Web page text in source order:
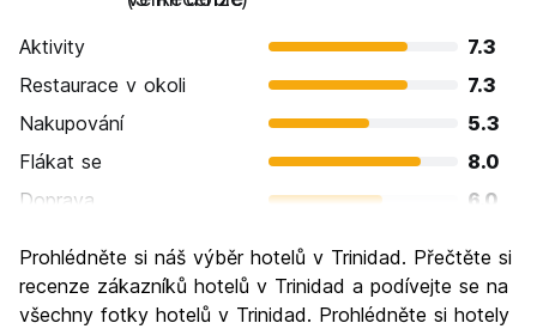
Aktivity
7.3
Restaurace v okoli
7.3
Nakupování
5.3
Flákat se
8.0
Doprava
6.0
Kultura
8.0
Noční život
5.3
Prohlédněte si náš výběr hotelů v Trinidad. Přečtěte si
recenze zákazníků hotelů v Trinidad a podívejte se na
všechny fotky hotelů v Trinidad. Prohlédněte si hotely